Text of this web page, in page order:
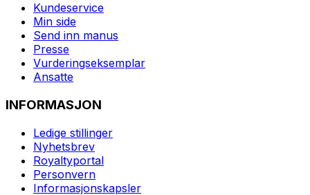
Kundeservice
Min side
Send inn manus
Presse
Vurderingseksemplar
Ansatte
INFORMASJON
Ledige stillinger
Nyhetsbrev
Royaltyportal
Personvern
Informasjonskapsler